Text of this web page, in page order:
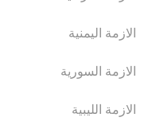
الازمة اليمنية
الازمة السورية
الازمة الليبية